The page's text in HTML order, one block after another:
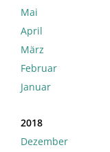
Mai
April
März
Februar
Januar
2018
Dezember